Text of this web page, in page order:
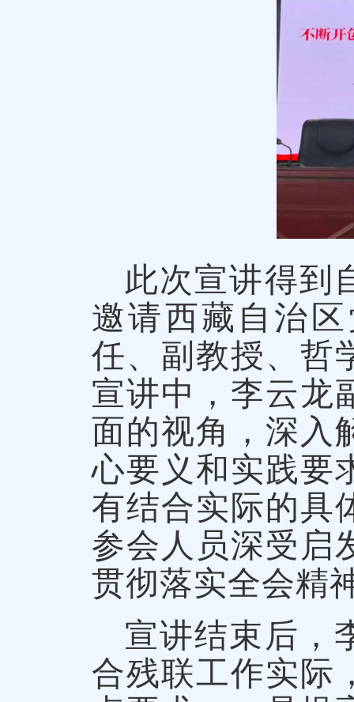
此次宣讲得到
邀请西藏自治
任、副教授、哲
宣讲中，李云龙
面的视角，深入
心要义和实践要
有结合实际的具
参会人员深受启
贯彻落实全会精
宣讲结束后，
合残联工作实际